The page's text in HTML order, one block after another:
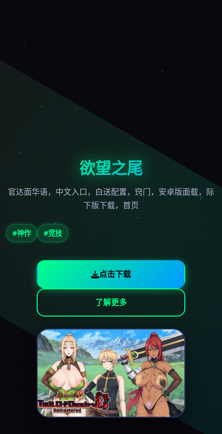
欲望之尾
官达面华语，中文入口，白送配置，窍门，安卓版面载，际
下版下载，首页
#神作 #竞技
点击下载
了解更多